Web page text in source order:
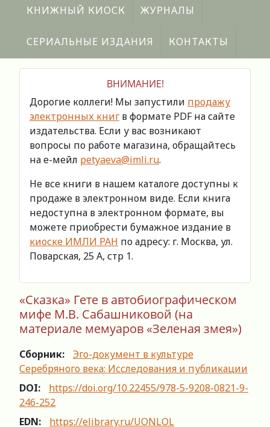
КНИЖНЫЙ КИОСК ЖУРНАЛЫ
СЕРИАЛЬНЫЕ ИЗДАНИЯ КОНТАКТЫ
ВНИМАНИЕ!
Дорогие коллеги! Мы запустили продажу
электронных книг в формате PDF на сайте
издательства. Если у вас возникают
вопросы по работе магазина, обращайтесь
на е-мейл petyaeva@imli.ru.
Не все книги в нашем каталоге доступны к
продаже в электронном виде. Если книга
недоступна в электронном формате, вы
можете приобрести бумажное издание в
киоске ИМЛИ РАН по адресу: г. Москва, ул.
Поварская, 25 А, стр 1.
«Сказка» Гете в автобиографическом
мифе М.В. Сабашниковой (на
материале мемуаров «Зеленая змея»)
Сборник:
Эго-документ в культуре
Серебряного века: Исследования и публикации
DOI:
https://doi.org/10.22455/978-5-9208-0821-9-
246-252
EDN:
https://elibrary.ru/UONLOL